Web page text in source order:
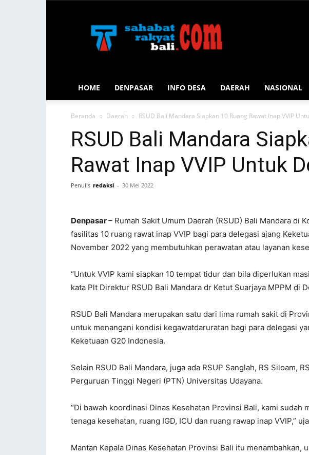
Rakyat
Bali
HOME DENPASAR INFO DESA DAERAH NASIONAL
Beranda Daerah RSUD Bali Mandara Siapkan 10 Ruang Rawat Inap VVIP
RSUD Bali Mandara
Rawat Inap VVIP Untuk
Penulis redaksi - 30 Mei 2022
Denpasar– Rumah Sakit Umum Daerah (RSUD) Bali Mandara di
fasilitas 10 ruang rawat inap VVIP bagi para delegasi ajang
November 2022 yang membutuhkan perawatan atau layanan
“Untuk VVIP kami siapkan 10 tempat tidur dan bila diperlukan
kata Plt Direktur RSUD Bali Mandara dr Ketut Suarjaya MPPM di
RSUD Bali Mandara merupakan satu dari lima rumah sakit di
untuk menangani kondisi kegawatdaruratan bagi para delegasi
Keketuaan G20 Indonesia.
Selain RSUD Bali Mandara, juga ada RSUP Sanglah, RS Siloam,
Perguruan Tinggi Negeri (PTN) Universitas Udayana.
“Di bawah koordinasi Dinas Kesehatan Provinsi Bali, kami sudah
tenaga kesehatan, ruang IGD, ICU dan ruang rawap inap VVIP,”
Mantan Kepala Dinas Kesehatan Provinsi Bali itu menambahkan,